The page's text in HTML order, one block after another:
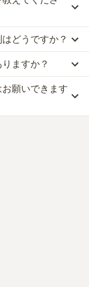
万円からお求めいた
の相場は、一般墓が
永代供養墓が約87
い、という訳ではあ
安心してお参りで
タクシーで約11分
分です。
通アクセス」欄をご
どうですか？
特に価格が高く評
そこには寄らず、
物関連の供物は持
おります。
ますか？
木葬がございま
願いできます
供養墓の相場価格